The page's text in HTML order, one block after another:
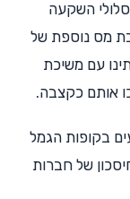
השקעה
מס נוספת של
עם משיכת
בקופות הגמל
של חברות